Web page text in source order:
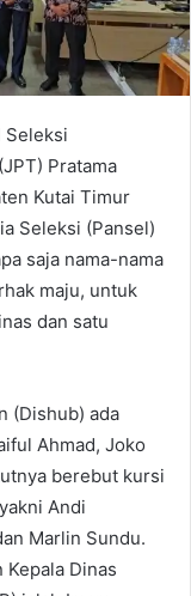
Seleksi
Pratama
Kutai Timur
Seleksi (Pansel)
saja nama-nama
maju, untuk
dan satu
(Dishub) ada
Ahmad, Joko
berebut kursi
Andi
Marlin Sundu.
Dinas